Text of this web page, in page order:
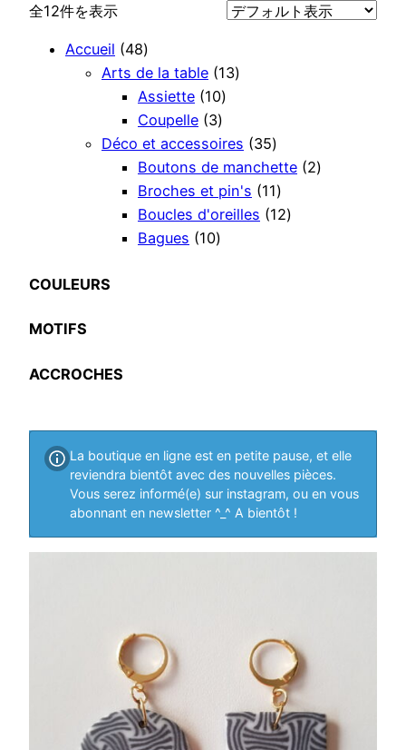
全12件を表示
Accueil 484
8
個
の
商
品
Arts de la table 131
の
商
品
Assiette 101
0
個
の
商
品
Coupelle 33
個
の
商
品
Déco et accessoires 353
5
個
の
Boutons de manchette 22
Broches et pin's 111
1
Boucles d'oreilles 121
Bagues 101
COULEURS
MOTIFS
ACCROCHES
La boutique en ligne est en petite pause, et elle
reviendra bientôt avec des nouvelles pièces.
Vous serez informé(e) sur instagram, ou en vous
abonnant en newsletter ^_^ A bientôt !